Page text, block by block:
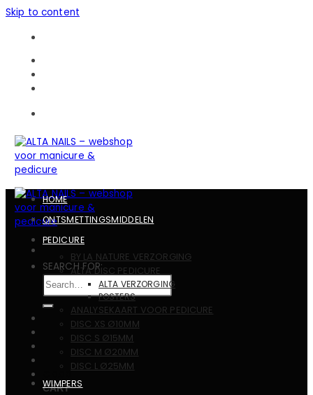
Skip to content
SEARCH FOR:
0,00
CART
HOME
ONTSMETTINGSMIDDELEN
PEDICURE
BY LA NATURE VERZORGING
ALTA DISC PEDICURE
ALTA VERZORGING
POSTERS
ANALYSEKAART VOOR PEDICURE
DISC XS Ø10MM
DISC S Ø15MM
DISC M Ø20MM
DISC L Ø25MM
WIMPERS